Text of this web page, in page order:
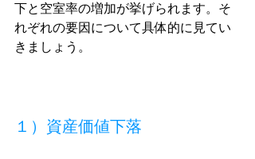
下と空室率の増加が挙げられます。そ
れぞれの要因について具体的に見てい
きましょう。
１）資産価値下落